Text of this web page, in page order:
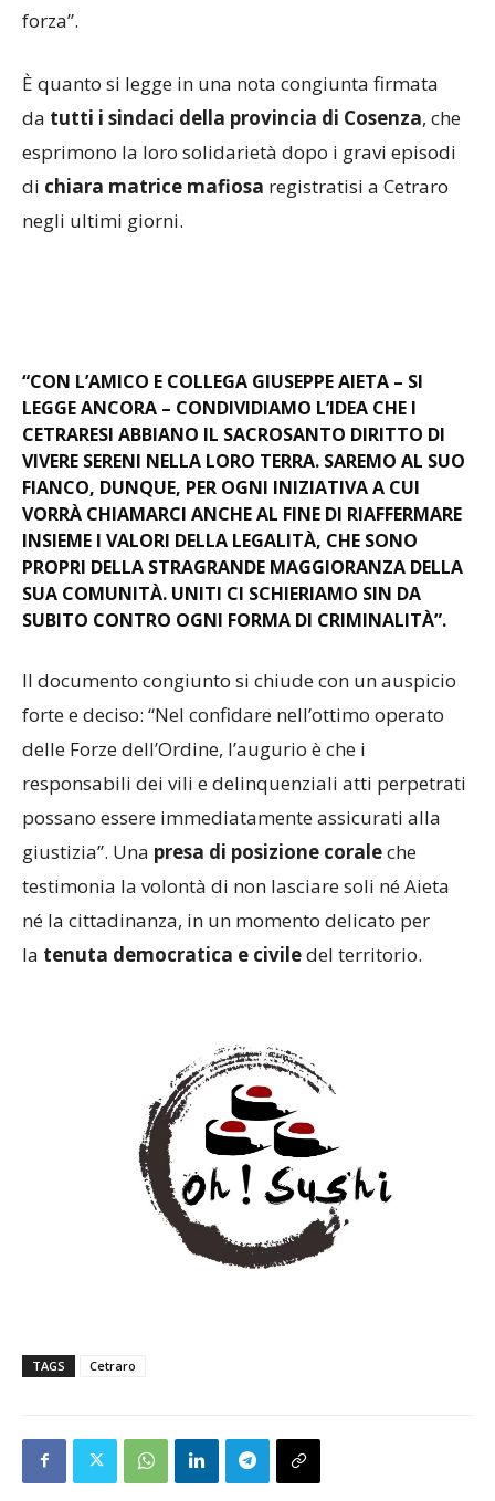
forza”.
È quanto si legge in una nota congiunta firmata
da tutti i sindaci della provincia di Cosenza, che
esprimono la loro solidarietà dopo i gravi episodi
di chiara matrice mafiosa registratisi a Cetraro
negli ultimi giorni.
“CON L’AMICO E COLLEGA GIUSEPPE AIETA – SI
LEGGE ANCORA – CONDIVIDIAMO L’IDEA CHE I
CETRARESI ABBIANO IL SACROSANTO DIRITTO DI
VIVERE SERENI NELLA LORO TERRA. SAREMO AL SUO
FIANCO, DUNQUE, PER OGNI INIZIATIVA A CUI
VORRÀ CHIAMARCI ANCHE AL FINE DI RIAFFERMARE
INSIEME I VALORI DELLA LEGALITÀ, CHE SONO
PROPRI DELLA STRAGRANDE MAGGIORANZA DELLA
SUA COMUNITÀ. UNITI CI SCHIERIAMO SIN DA
SUBITO CONTRO OGNI FORMA DI CRIMINALITÀ”.
Il documento congiunto si chiude con un auspicio
forte e deciso: “Nel confidare nell’ottimo operato
delle Forze dell’Ordine, l’augurio è che i
responsabili dei vili e delinquenziali atti perpetrati
possano essere immediatamente assicurati alla
giustizia”. Una presa di posizione coraleche
testimonia la volontà di non lasciare soli né Aieta
né la cittadinanza, in un momento delicato per
la tenuta democratica e civiledel territorio.
TAGS Cetraro